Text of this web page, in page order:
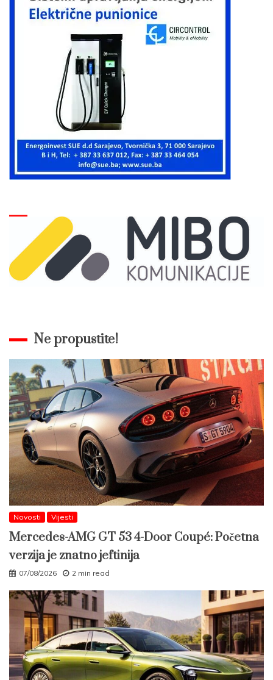
Ne propustite!
Novosti Vijesti
Mercedes-AMG GT 53 4-Door Coupé: Početna
verzija je znatno jeftinija
07/08/2026 2 min read